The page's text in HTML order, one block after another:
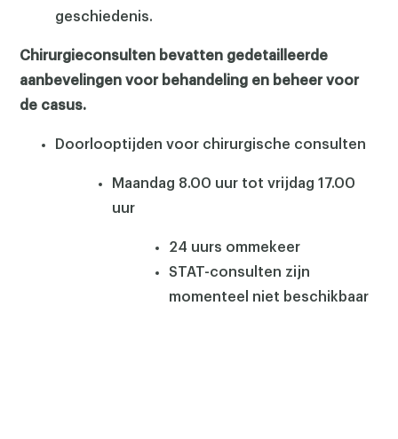
geschiedenis.
Chirurgieconsulten bevatten gedetailleerde
aanbevelingen voor behandeling en beheer voor
de casus.
Doorlooptijden voor chirurgische consulten
Maandag 8.00 uur tot vrijdag 17.00
uur
24 uurs ommekeer
STAT-consulten zijn
momenteel niet beschikbaar